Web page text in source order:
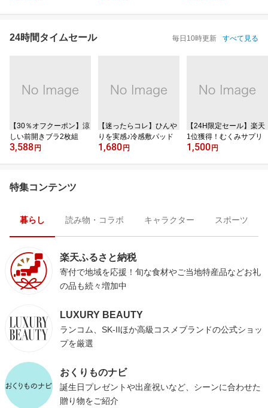
24時間タイムセール 毎日10時更新 すべて見る
【30％オフクーポン】涼
しい前開きブラ2枚組
3,588 円
【迷ったらコレ】ひんや
りを実感♪冷感敷パッド
1,680 円
【24H限定セール】楽天
1位獲得！むくみサプリ
1,500 円
特集コンテンツ
暮らし 読み物・コラボ キャラクター スポーツ
楽天ふるさと納税
寄付で地域を応援！旬な食材やご当地特産品などお礼
の品も続々増加中
LUXURY BEAUTY
ランコム、SK-IIほか高級コスメブランドの公式ショッ
プを厳選
おくりものナビ
誕生日プレゼントや出産祝いなど、シーンに合わせた
贈り物をご紹介